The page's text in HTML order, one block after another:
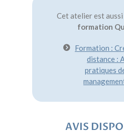
Cet atelier est
formation
Formation :
distance :
pratiques
AVIS